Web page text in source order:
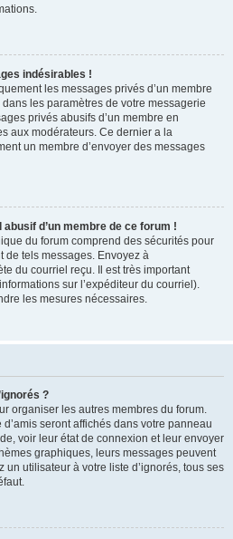
indésirables !
les messages privés d’un membre
les paramètres de votre messagerie
privés abusifs d’un membre en
aux modérateurs. Ce dernier a la
un membre d’envoyer des messages
d’un membre de ce forum !
du forum comprend des sécurités pour
de tels messages. Envoyez à
du courriel reçu. Il est très important
sur l’expéditeur du courriel).
les mesures nécessaires.
?
organiser les autres membres du forum.
seront affichés dans votre panneau
voir leur état de connexion et leur envoyer
graphiques, leurs messages peuvent
un utilisateur à votre liste d’ignorés, tous ses